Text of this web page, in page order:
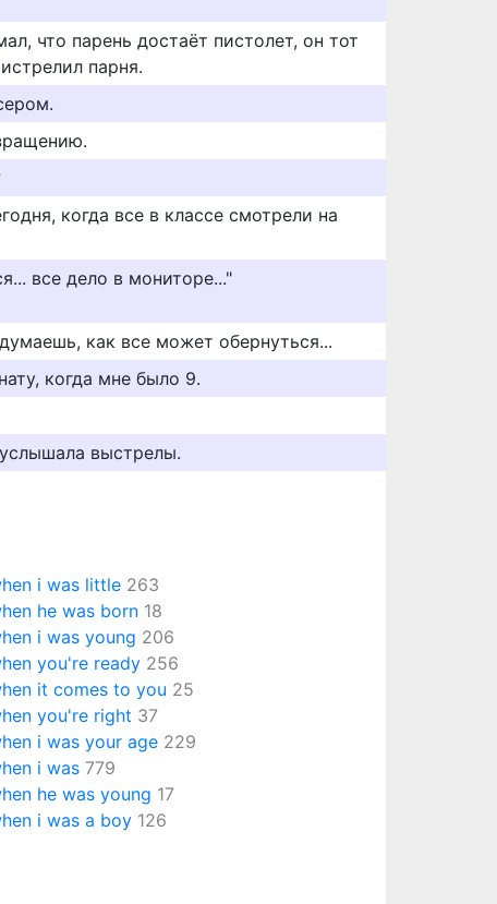
что парень достаёт пистолет, он тот
парня.
когда все в классе смотрели на
все дело в мониторе..."
как все может обернуться...
когда мне было 9.
выстрелы.
i was little 263
he was born 18
i was young 206
you're ready 256
it comes to you 25
you're right 37
i was your age 229
i was 779
he was young 17
i was a boy 126